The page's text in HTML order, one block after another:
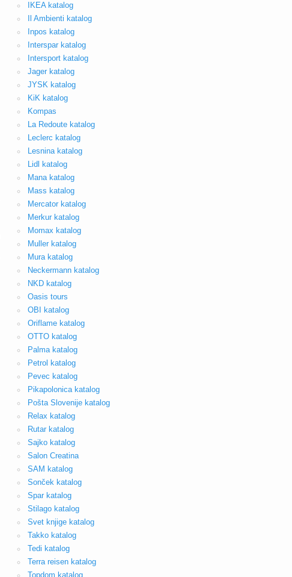
IKEA katalog
Il Ambienti katalog
Inpos katalog
Interspar katalog
Intersport katalog
Jager katalog
JYSK katalog
KiK katalog
Kompas
La Redoute katalog
Leclerc katalog
Lesnina katalog
Lidl katalog
Mana katalog
Mass katalog
Mercator katalog
Merkur katalog
Momax katalog
Muller katalog
Mura katalog
Neckermann katalog
NKD katalog
Oasis tours
OBI katalog
Oriflame katalog
OTTO katalog
Palma katalog
Petrol katalog
Pevec katalog
Pikapolonica katalog
Pošta Slovenije katalog
Relax katalog
Rutar katalog
Sajko katalog
Salon Creatina
SAM katalog
Sonček katalog
Spar katalog
Stilago katalog
Svet knjige katalog
Takko katalog
Tedi katalog
Terra reisen katalog
Topdom katalog